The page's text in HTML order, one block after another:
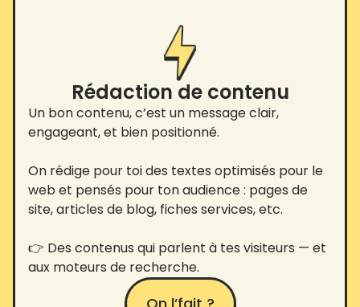
Rédaction de contenu
Un bon contenu, c’est un message clair,
engageant, et bien positionné.
On rédige pour toi des textes optimisés pour le
web et pensés pour ton audience : pages de
site, articles de blog, fiches services, etc.
👉 Des contenus qui parlent à tes visiteurs — et
aux moteurs de recherche.